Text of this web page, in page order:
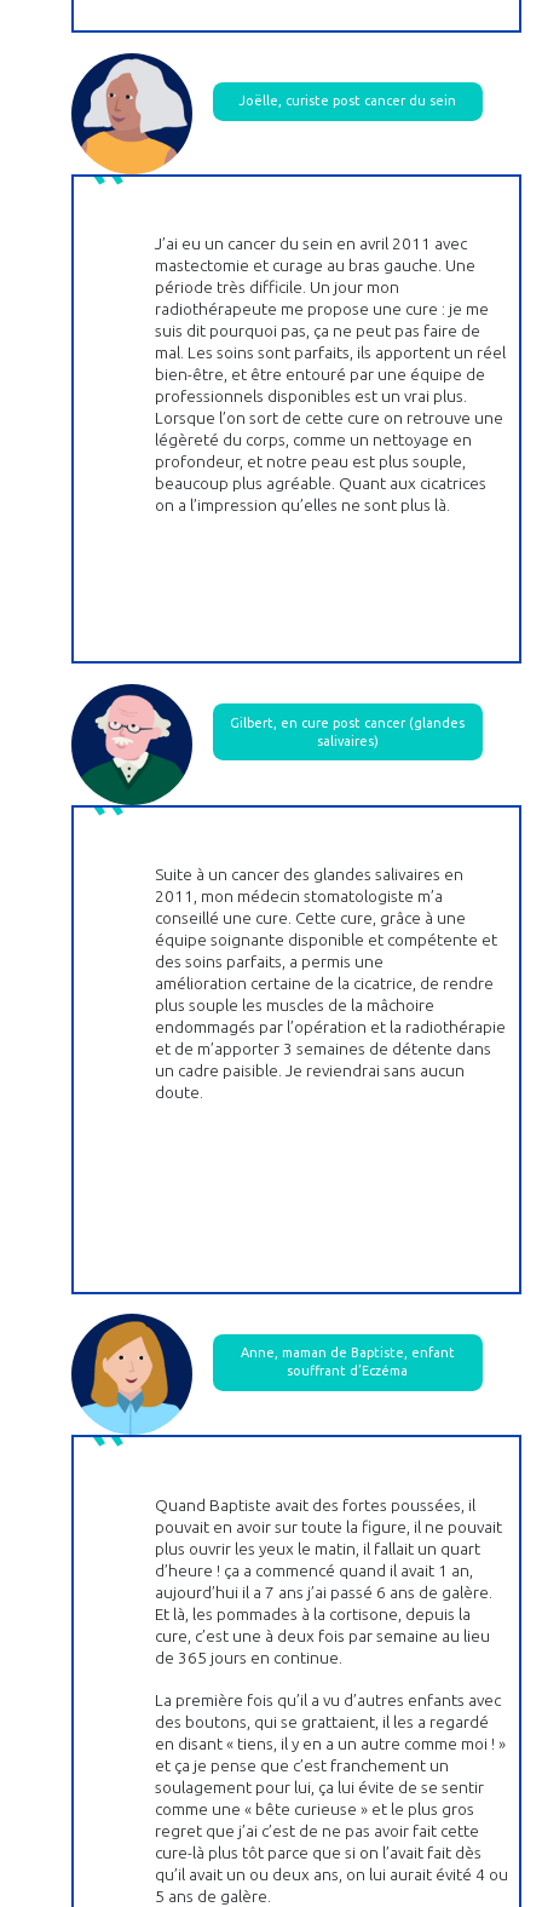
Joëlle, curiste post cancer du sein
J’ai eu un cancer du sein en avril 2011 avec
mastectomie et curage au bras gauche. Une
période très difficile. Un jour mon
radiothérapeute me propose une cure : je me
suis dit pourquoi pas, ça ne peut pas faire de
mal. Les soins sont parfaits, ils apportent un réel
bien-être, et être entouré par une équipe de
professionnels disponibles est un vrai plus.
Lorsque l’on sort de cette cure on retrouve une
légèreté du corps, comme un nettoyage en
profondeur, et notre peau est plus souple,
beaucoup plus agréable. Quant aux cicatrices
on a l’impression qu’elles ne sont plus là.
Gilbert, en cure post cancer (glandes
salivaires)
Suite à un cancer des glandes salivaires en
2011, mon médecin stomatologiste m’a
conseillé une cure. Cette cure, grâce à une
équipe soignante disponible et compétente et
des soins parfaits, a permis une
amélioration certaine de la cicatrice, de rendre
plus souple les muscles de la mâchoire
endommagés par l’opération et la radiothérapie
et de m’apporter 3 semaines de détente dans
un cadre paisible. Je reviendrai sans aucun
doute.
Anne, maman de Baptiste, enfant
souffrant d’Eczéma
Quand Baptiste avait des fortes poussées, il
pouvait en avoir sur toute la figure, il ne pouvait
plus ouvrir les yeux le matin, il fallait un quart
d’heure ! ça a commencé quand il avait 1 an,
aujourd’hui il a 7 ans j’ai passé 6 ans de galère.
Et là, les pommades à la cortisone, depuis la
cure, c’est une à deux fois par semaine au lieu
de 365 jours en continue.
La première fois qu’il a vu d’autres enfants avec
des boutons, qui se grattaient, il les a regardé
en disant « tiens, il y en a un autre comme moi ! »
et ça je pense que c’est franchement un
soulagement pour lui, ça lui évite de se sentir
comme une « bête curieuse » et le plus gros
regret que j’ai c’est de ne pas avoir fait cette
cure-là plus tôt parce que si on l’avait fait dès
qu’il avait un ou deux ans, on lui aurait évité 4 ou
5 ans de galère.